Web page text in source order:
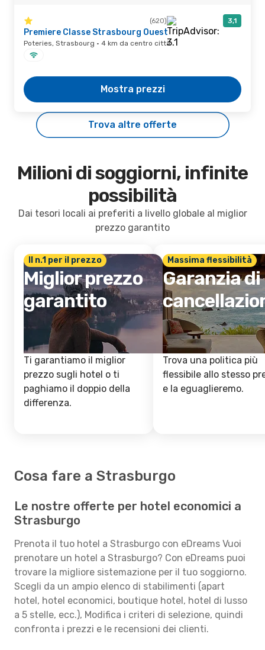
(620) 3,1
Premiere Classe Strasbourg Ouest
Poteries, Strasbourg · 4 km da centro città
Mostra prezzi
Trova altre offerte
Milioni di soggiorni, infinite
possibilità
Dai tesori locali ai preferiti a livello globale al miglior
prezzo garantito
Il n.1 per il prezzo
Miglior prezzo
garantito
Ti garantiamo il miglior
prezzo sugli hotel o ti
paghiamo il doppio della
differenza.
Massima flessibilità
Garanzia di
Trova una politica più
flessibile allo stesso
e la eguaglieremo.
Cosa fare a Strasburgo
Le nostre offerte per hotel economici a
Strasburgo
Prenota il tuo hotel a Strasburgo con eDreams Vuoi
prenotare un hotel a Strasburgo? Con eDreams puoi
trovare la migliore sistemazione per il tuo soggiorno.
Scegli da un ampio elenco di stabilimenti (apart
hotel, hotel economici, boutique hotel, hotel di lusso
a 5 stelle, ecc.), Modifica i criteri di selezione, quindi
confronta i prezzi e le recensioni dei clienti.